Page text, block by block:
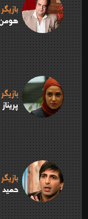
بازیگر
بازیگر
بازیگر